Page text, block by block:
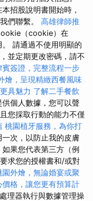
本招股說明書開始時，
們聯繫。 高雄律師推
（cookie）在
請通過不使用明顯的
並定期更改密碼，請不
簽證，完整流程一步
燴，呈現精緻西餐風味
具魅力 了解二手餐飲
供個人數據，您可以聲
您採取行動的能力不僅
桃園植牙服務，為你打
次，以防止我的皮膚
果您代表第三方（例
求您的授權書和/或對
園外燴，無論婚宴或聚
格，讓您更有預算計
理器執行與數據管理操